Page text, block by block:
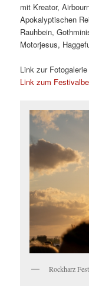
mit Kreator,
Apokalyptischen
Rauhbein,
Motorjesus,
Link zur
Link zum
Rockharz